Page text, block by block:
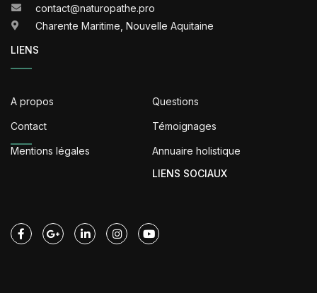
contact@naturopathe.pro
Charente Maritime, Nouvelle Aquitaine
LIENS
A propos Questions
Contact Témoignages
Mentions légales
Annuaire holistique
LIENS SOCIAUX